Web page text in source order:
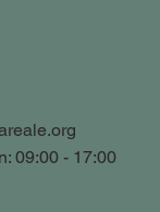
09:00 - 17:00